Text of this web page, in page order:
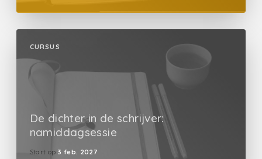
CURSUS
De dichter in de schrijver:
namiddagsessie
Start op 3 feb. 2027